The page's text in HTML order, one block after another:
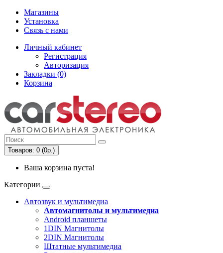
Магазины
Установка
Связь с нами
Личный кабинет
Регистрация
Авторизация
Закладки (0)
Корзина
Товаров: 0 (0р.)
Ваша корзина пуста!
Категории
Автозвук и мультимедиа
Автомагнитолы и мультимедиа
Android планшеты
1DIN Магнитолы
2DIN Магнитолы
Штатные мультимедиа